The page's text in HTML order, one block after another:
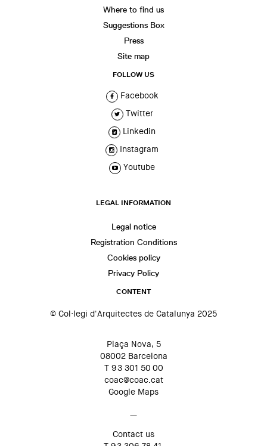
Where to find us
Suggestions Box
Press
Site map
FOLLOW US
Facebook
Twitter
Linkedin
Instagram
Youtube
LEGAL INFORMATION
Legal notice
Registration Conditions
Cookies policy
Privacy Policy
CONTENT
© Col·legi d'Arquitectes de Catalunya 2025
Plaça Nova, 5
08002 Barcelona
T 93 301 50 00
coac@coac.cat
Google Maps
—
Contact us